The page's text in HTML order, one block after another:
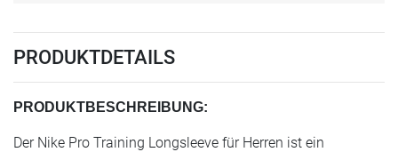
PRODUKTDETAILS
PRODUKTBESCHREIBUNG:
Der Nike Pro Training Longsleeve für Herren ist ein